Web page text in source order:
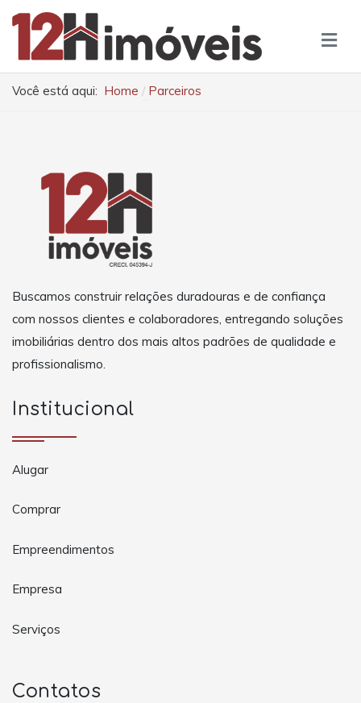
Você está aqui: Home Parceiros
Buscamos construir relações duradouras e de confiança
com nossos clientes e colaboradores, entregando soluções
imobiliárias dentro dos mais altos padrões de qualidade e
profissionalismo.
Institucional
Alugar
Comprar
Empreendimentos
Empresa
Serviços
Contatos